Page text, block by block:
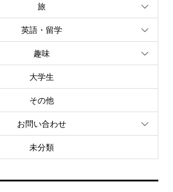
旅
英語・留学
趣味
大学生
その他
お問い合わせ
未分類